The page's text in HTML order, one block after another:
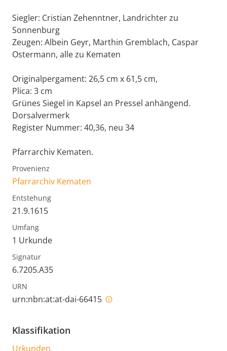
Siegler: Cristian Zehenntner, Landrichter zu
Sonnenburg
Zeugen: Albein Geyr, Marthin Gremblach, Caspar
Ostermann, alle zu Kematen
Originalpergament: 26,5 cm x 61,5 cm,
Plica: 3 cm
Grünes Siegel in Kapsel an Pressel anhängend.
Dorsalvermerk
Register Nummer: 40,36, neu 34
Pfarrarchiv Kematen.
Provenienz
Pfarrarchiv Kematen
Entstehung
21.9.1615
Umfang
1 Urkunde
Signatur
6.7205.A35
URN
urn:nbn:at:at-dai-66415
Klassifikation
Urkunden